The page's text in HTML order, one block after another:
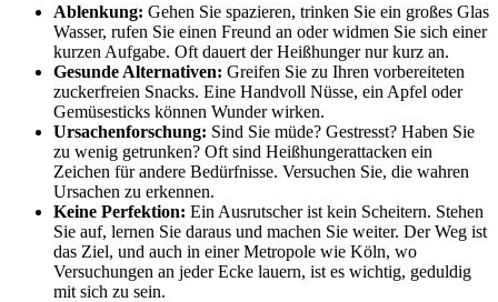
Ablenkung: Gehen Sie spazieren, trinken Sie ein großes Glas
Wasser, rufen Sie einen Freund an oder widmen Sie sich einer
kurzen Aufgabe. Oft dauert der Heißhunger nur kurz an.
Gesunde Alternativen: Greifen Sie zu Ihren vorbereiteten
zuckerfreien Snacks. Eine Handvoll Nüsse, ein Apfel oder
Gemüsesticks können Wunder wirken.
Ursachenforschung: Sind Sie müde? Gestresst? Haben Sie
zu wenig getrunken? Oft sind Heißhungerattacken ein
Zeichen für andere Bedürfnisse. Versuchen Sie, die wahren
Ursachen zu erkennen.
Keine Perfektion: Ein Ausrutscher ist kein Scheitern. Stehen
Sie auf, lernen Sie daraus und machen Sie weiter. Der Weg ist
das Ziel, und auch in einer Metropole wie Köln, wo
Versuchungen an jeder Ecke lauern, ist es wichtig, geduldig
mit sich zu sein.